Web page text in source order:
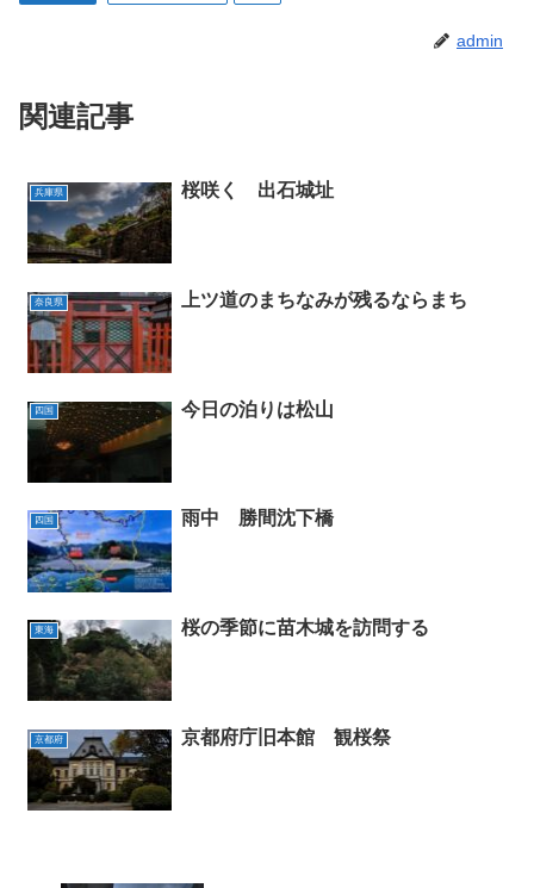
admin
関連記事
兵庫県 桜咲く 出石城址
奈良県 上ツ道のまちなみが残るならまち
四国 今日の泊りは松山
四国 雨中 勝間沈下橋
東海 桜の季節に苗木城を訪問する
京都府 京都府庁旧本館 観桜祭